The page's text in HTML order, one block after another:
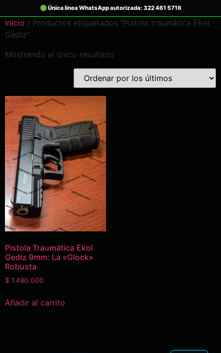
Inicio / Productos etiquetados “Pistola traumática Ekol
Gediz”
Mostrando el único resultado
Pistola Traumática Ekol
Gediz 9mm: La «Glock»
Robusta
$ 1.480.000
Añadir al carrito